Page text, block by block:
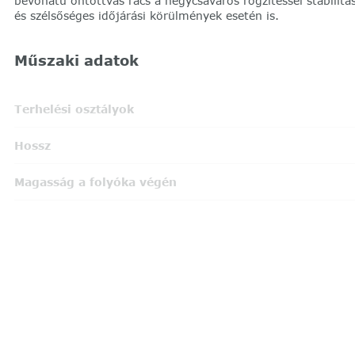
és szélsőséges időjárási körülmények esetén is.
Műszaki adatok
Terhelési osztályok
Hossz
Magasság a folyóka végén